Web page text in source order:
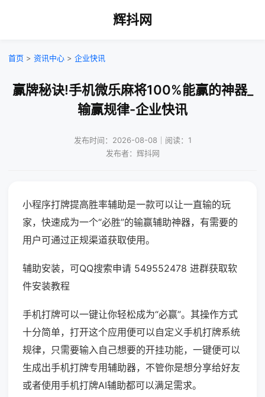
辉抖网
首页 > 资讯中心 > 企业快讯
赢牌秘诀!手机微乐麻将100%能赢的神器_
输赢规律-企业快讯
发布时间：2026-08-08｜阅读：1
发布者：辉抖网
小程序打牌提高胜率辅助是一款可以让一直输的玩
家，快速成为一个“必胜”的输赢辅助神器，有需要的
用户可通过正规渠道获取使用。
辅助安装，可QQ搜索申请 549552478 进群获取软
件安装教程
手机打牌可以一键让你轻松成为“必赢”。其操作方式
十分简单，打开这个应用便可以自定义手机打牌系统
规律，只需要输入自己想要的开挂功能，一键便可以
生成出手机打牌专用辅助器，不管你是想分享给好友
或者使用手机打牌AI辅助都可以满足需求。